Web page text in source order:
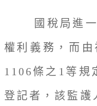
國稅局進一步
權利義務，而
1106條之1等規
登記者，該監